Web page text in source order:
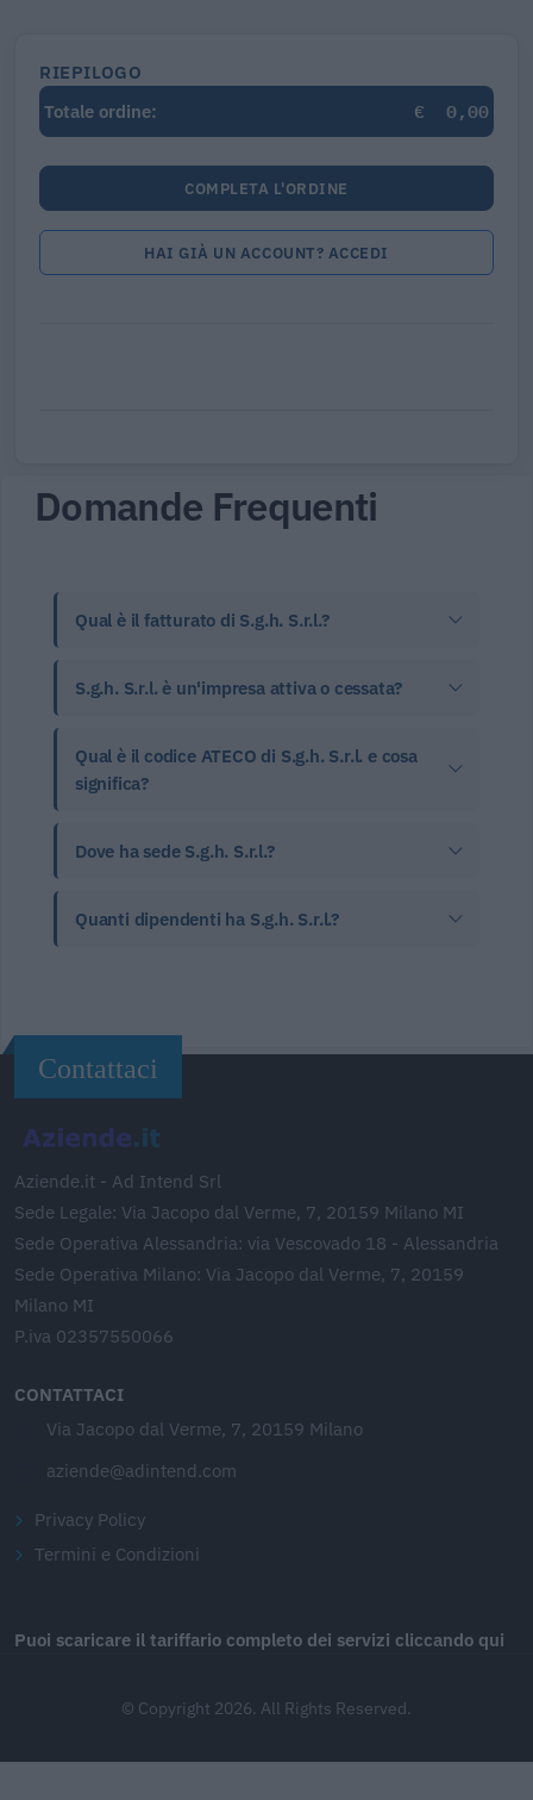
RIEPILOGO
Totale ordine:
€ 0,00
COMPLETA L'ORDINE
HAI GIÀ UN ACCOUNT? ACCEDI
Domande Frequenti
Qual è il fatturato di S.g.h. S.r.l.?
S.g.h. S.r.l. è un'impresa attiva o cessata?
Qual è il codice ATECO di S.g.h. S.r.l. e cosa
significa?
Dove ha sede S.g.h. S.r.l.?
Quanti dipendenti ha S.g.h. S.r.l.?
Contattaci
Aziende.it - Ad Intend Srl
Sede Legale: Via Jacopo dal Verme, 7, 20159 Milano MI
Sede Operativa Alessandria: via Vescovado 18 - Alessandria
Sede Operativa Milano: Via Jacopo dal Verme, 7, 20159
Milano MI
P.iva 02357550066
CONTATTACI
Via Jacopo dal Verme, 7, 20159 Milano
aziende@adintend.com
Privacy Policy
Termini e Condizioni
Puoi scaricare il tariffario completo dei servizi cliccando qui
© Copyright 2026. All Rights Reserved.